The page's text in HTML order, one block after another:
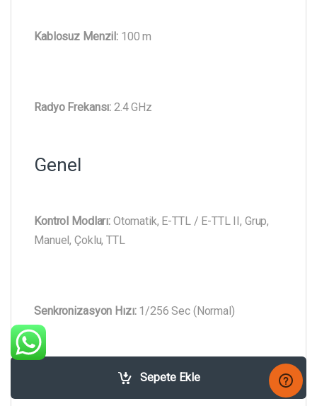
Sepete Ekle
Kablosuz Menzil:100 m
Radyo Frekansı: 2.4 GHz
Genel
Kontrol Modları:Otomatik, E-TTL / E-TTL II, Grup,
Manuel, Çoklu, TTL
Senkronizasyon Hızı:1/256 Sec (Normal)
1/8000 Saniye (Yüksek Hızlı)